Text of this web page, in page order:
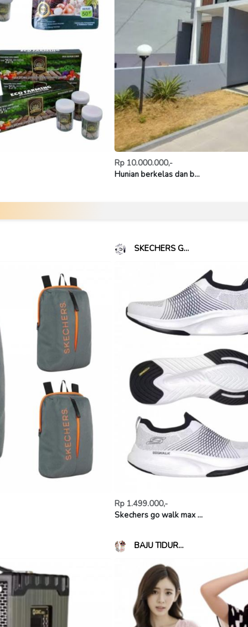
Rp 10.000.000,-
Hunian berkelas dan b...
SKECHERS G...
Rp 1.499.000,-
Skechers go walk max ...
BAJU TIDUR...